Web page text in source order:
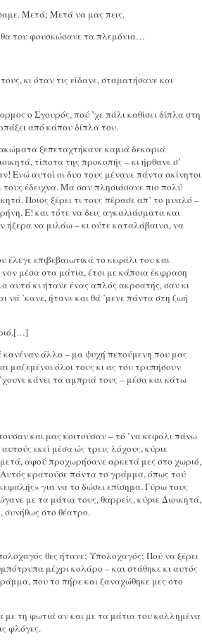
Μετά; Μετά να μας πεις.
του φουσκώσανε τα πλεμόνια…
κι όταν τις είδανε, σταματήσανε και
ο Σγουρός, πού ’χε πάλι καθίσει δίπλα στη
από κάπου δίπλα του.
ξεπεταχτήκανε καμιά δεκαριά
τίποτα της προκοπής – κι ήρθανε σ’
Ενώ αυτοί οι δυο τους μένανε πάντα ακίνητοι
έδειχνα. Μα σαν πλησιάσανε πιο πολύ
Ποιος ξέρει τι τους πέρασε απ’ το μυαλό –
Ε! και τότε να δεις αγκαλιάσματα και
ήξερα να μιλάω – κι ούτε καταλάβαινα, να
επιβεβαιωτικά το κεφάλι του και
μέσα στα μάτια, έτσι με κάποια έκφραση
αυτά κι ήτανε ένας απλός ακροατής, σαν κι
νά ’κανε, ήτανε και θά ’μενε πάντα στη ζωή
κανέναν άλλο – μα ψυχή πετούμενη που μας
μαζεμένοι όλοι τους κι ας του τρυπήσουν
κάνει τα αμπριά τους – μέσα και κάτω
και μας κοιτούσαν – τό ’να κεφάλι πάνω
εκεί μέσα ώς τρεις λόχους, κύριε
μετά, αφού προχωρήσανε αρκετά μες στο χωριό,
κρατούσε πάντα το γράμμα, όπως τού
για να το δώσει επίσημα. Γύρω τους
με τα μάτια τους, θαρρείς, κύριε Διοικητά,
στο θέατρο.
θες ήτανε; Υπολοχαγός; Πού να ξέρει
μέχρι κολάρο – και στάθηκε κι αυτός
που το πήρε και ξαναχώθηκε μες στο
τη φωτιά αν και με τα μάτια του κολλημένα
φλόγες.